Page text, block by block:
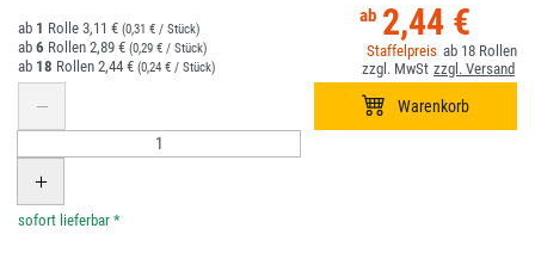
2,44 €
18
1 3,11 € (0,31 € / Stück)
6 2,89 € (0,29 € / Stück)
18 2,44 € (0,24 € / Stück)
*